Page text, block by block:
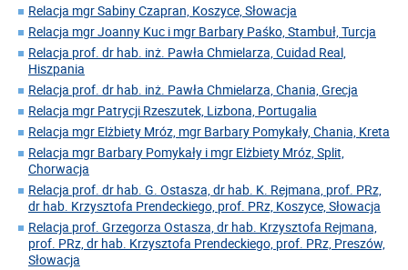
Relacja mgr Sabiny Czapran, Koszyce, Słowacja
Relacja mgr Joanny Kuc i mgr Barbary Paśko, Stambuł, Turcja
Relacja prof. dr hab. inż. Pawła Chmielarza, Cuidad Real,
Hiszpania
Relacja prof. dr hab. inż. Pawła Chmielarza, Chania, Grecja
Relacja mgr Patrycji Rzeszutek, Lizbona, Portugalia
Relacja mgr Elżbiety Mróz, mgr Barbary Pomykały, Chania, Kreta
Relacja mgr Barbary Pomykały i mgr Elżbiety Mróz, Split,
Chorwacja
Relacja prof. dr hab. G. Ostasza, dr hab. K. Rejmana, prof. PRz,
dr hab. Krzysztofa Prendeckiego, prof. PRz, Koszyce, Słowacja
Relacja prof. Grzegorza Ostasza, dr hab. Krzysztofa Rejmana,
prof. PRz, dr hab. Krzysztofa Prendeckiego, prof. PRz, Preszów,
Słowacja